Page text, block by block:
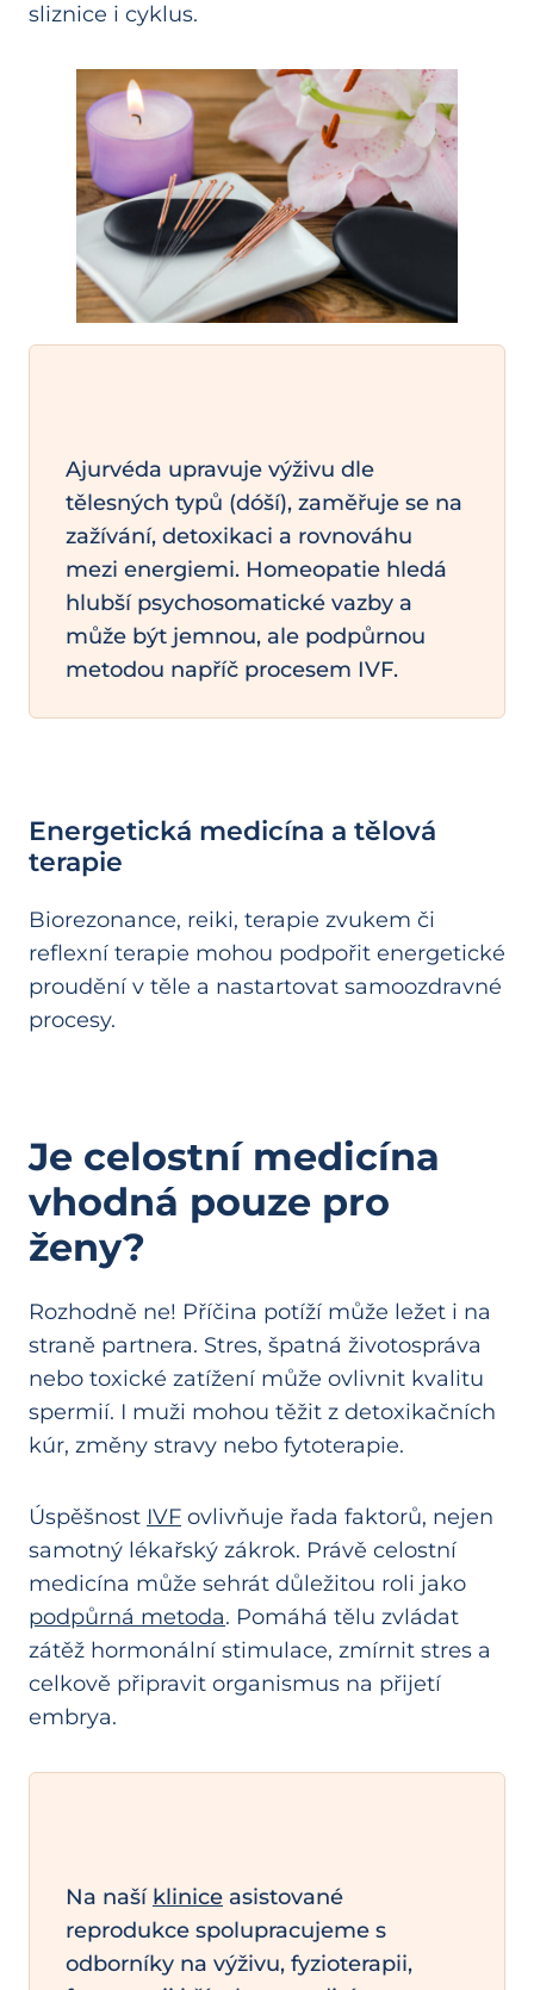
sliznice i cyklus.
Ajurvéda upravuje výživu dle
tělesných typů (dóší), zaměřuje se na
zažívání, detoxikaci a rovnováhu
mezi energiemi. Homeopatie hledá
hlubší psychosomatické vazby a
může být jemnou, ale podpůrnou
metodou napříč procesem IVF.
Energetická medicína a tělová
terapie
Biorezonance, reiki, terapie zvukem či
reflexní terapie mohou podpořit energetické
proudění v těle a nastartovat samoozdravné
procesy.
Je celostní medicína
vhodná pouze pro
ženy?
Rozhodně ne! Příčina potíží může ležet i na
straně partnera. Stres, špatná životospráva
nebo toxické zatížení může ovlivnit kvalitu
spermií. I muži mohou těžit z detoxikačních
kúr, změny stravy nebo fytoterapie.
Úspěšnost IVF ovlivňuje řada faktorů, nejen
samotný lékařský zákrok. Právě celostní
medicína může sehrát důležitou roli jako
podpůrná metoda. Pomáhá tělu zvládat
zátěž hormonální stimulace, zmírnit stres a
celkově připravit organismus na přijetí
embrya.
Na naší klinice asistované
reprodukce spolupracujeme s
odborníky na výživu, fyzioterapii,